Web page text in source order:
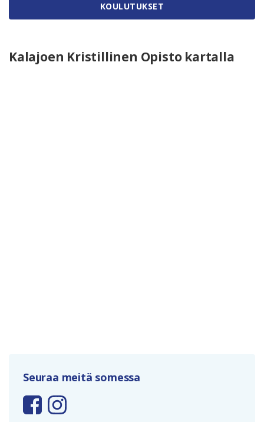
KOULUTUKSET
Kalajoen Kristillinen Opisto kartalla
Seuraa meitä somessa